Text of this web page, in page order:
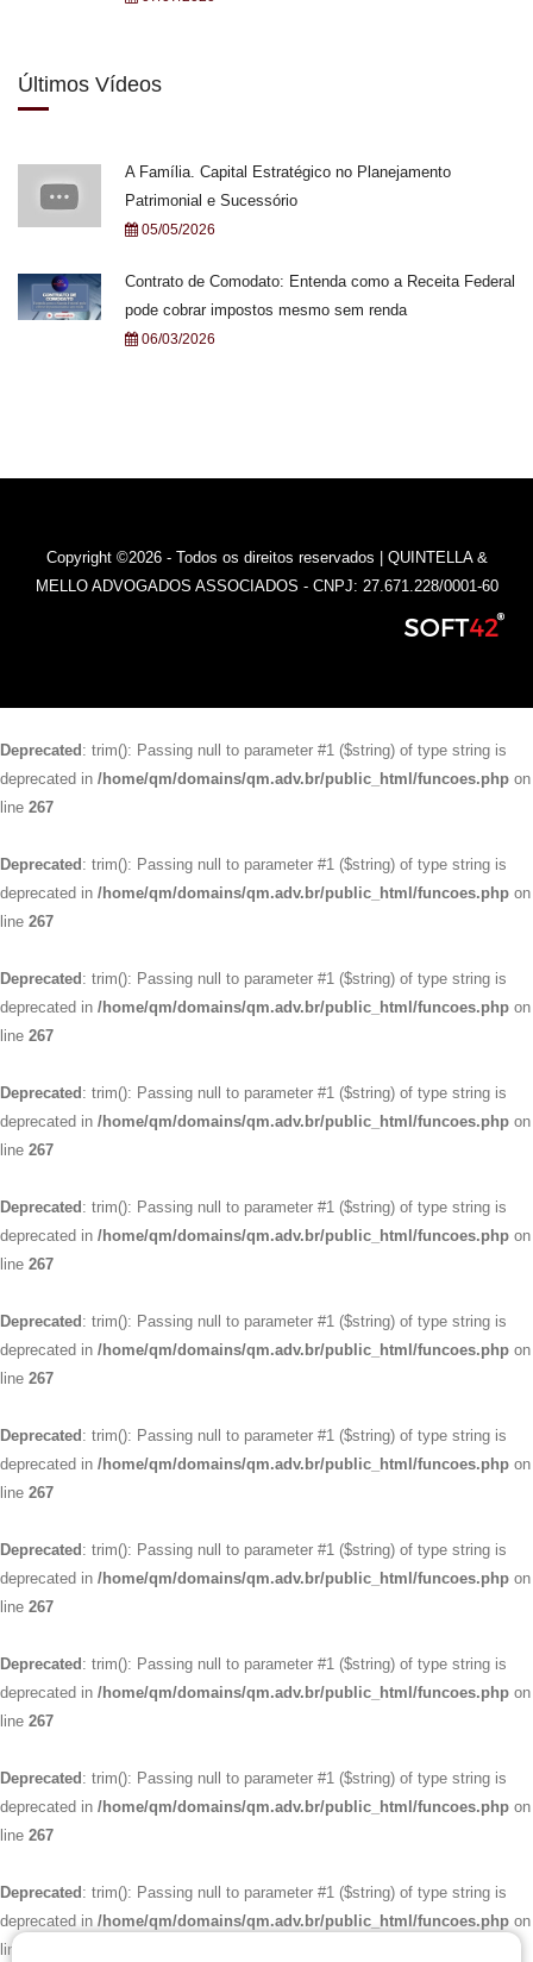
Últimos Vídeos
A Família. Capital Estratégico no Planejamento
Patrimonial e Sucessório
05/05/2026
Contrato de Comodato: Entenda como a Receita Federal
pode cobrar impostos mesmo sem renda
06/03/2026
Copyright ©2026 - Todos os direitos reservados | QUINTELLA &
MELLO ADVOGADOS ASSOCIADOS - CNPJ: 27.671.228/0001-60
Deprecated : trim(): Passing null to parameter #1 ($string) of type string is
deprecated in /home/qm/domains/qm.adv.br/public_html/funcoes.php on
line 267
Deprecated : trim(): Passing null to parameter #1 ($string) of type string is
deprecated in /home/qm/domains/qm.adv.br/public_html/funcoes.php on
line 267
Deprecated : trim(): Passing null to parameter #1 ($string) of type string is
deprecated in /home/qm/domains/qm.adv.br/public_html/funcoes.php on
line 267
Deprecated : trim(): Passing null to parameter #1 ($string) of type string is
deprecated in /home/qm/domains/qm.adv.br/public_html/funcoes.php on
line 267
Deprecated : trim(): Passing null to parameter #1 ($string) of type string is
deprecated in /home/qm/domains/qm.adv.br/public_html/funcoes.php on
line 267
Deprecated : trim(): Passing null to parameter #1 ($string) of type string is
deprecated in /home/qm/domains/qm.adv.br/public_html/funcoes.php on
line 267
Deprecated : trim(): Passing null to parameter #1 ($string) of type string is
deprecated in /home/qm/domains/qm.adv.br/public_html/funcoes.php on
line 267
Deprecated : trim(): Passing null to parameter #1 ($string) of type string is
deprecated in /home/qm/domains/qm.adv.br/public_html/funcoes.php on
line 267
Deprecated : trim(): Passing null to parameter #1 ($string) of type string is
deprecated in /home/qm/domains/qm.adv.br/public_html/funcoes.php on
line 267
Deprecated : trim(): Passing null to parameter #1 ($string) of type string is
deprecated in /home/qm/domains/qm.adv.br/public_html/funcoes.php on
line 267
Deprecated : trim(): Passing null to parameter #1 ($string) of type string is
deprecated in /home/qm/domains/qm.adv.br/public_html/funcoes.php on
line